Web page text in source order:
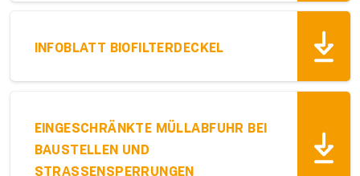
INFOBLATT BIOFILTERDECKEL
EINGESCHRÄNKTE MÜLLABFUHR BEI
BAUSTELLEN UND
STRASSENSPERRUNGEN